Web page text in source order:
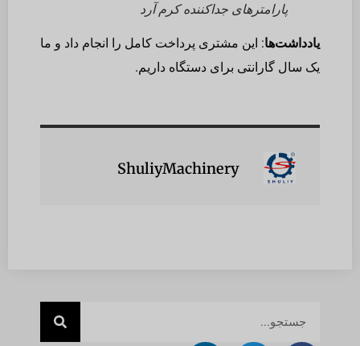
پارامترهای جداکننده کرم آرد
یادداشت‌ها: این مشتری پرداخت کامل را انجام داد و ما
یک سال گارانتی برای دستگاه داریم.
ShuliyMachinery